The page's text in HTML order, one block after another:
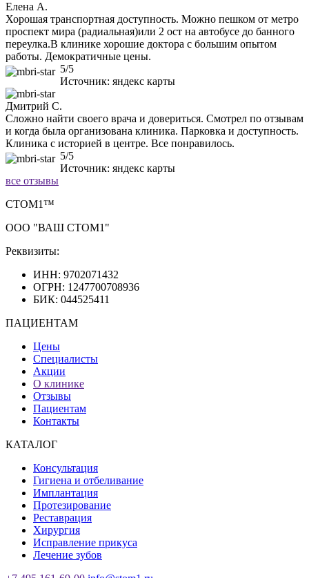
Елена А.
Хорошая транспортная доступность. Можно пешком от метро
проспект мира (радиальная)или 2 ост на автобусе до банного
переулка.В клинике хорошие доктора с большим опытом
работы. Демократичные цены.
5/5
Источник: яндекс карты
Дмитрий С.
Сложно найти своего врача и довериться. Смотрел по отзывам
и когда была организована клиника. Парковка и доступность.
Клиника с историей в центре. Все понравилось.
5/5
Источник: яндекс карты
все отзывы
CТОМ1™
ООО "ВАШ СТОМ1"
Реквизиты:
ИНН: 9702071432
ОГРН: 1247700708936
БИК: 044525411
ПАЦИЕНТАМ
Цены
Специалисты
Акции
О клинике
Отзывы
Пациентам
Контакты
КАТАЛОГ
Консультация
Гигиена и отбеливание
Имплантация
Протезирование
Реставрация
Хирургия
Исправление прикуса
Лечение зубов